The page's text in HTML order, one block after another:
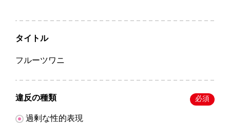
タイトル
フルーツワニ
違反の種類 必須
過剰な性的表現